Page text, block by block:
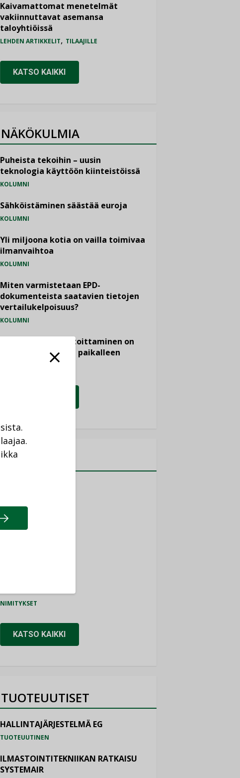
Kaivamattomat menetelmät
vakiinnuttavat asemansa
taloyhtiöissä
LEHDEN ARTIKKELIT, TILAAJILLE
KATSO KAIKKI
NÄKÖKULMIA
Puheista tekoihin – uusin
teknologia käyttöön kiinteistöissä
KOLUMNI
Sähköistäminen säästää euroja
KOLUMNI
Yli miljoona kotia on vailla toimivaa
ilmanvaihtoa
KOLUMNI
Miten varmistetaan EPD-
dokumenteista saatavien tietojen
vertailukelpoisuus?
KOLUMNI
Vesi- ja viemärimitoittaminen on
jämähtänyt ajassa paikalleen
NIMITYKSET
Refair
NIMITYKSET
KATSO KAIKKI
TUOTEUUTISET
HALLINTAJÄRJESTELMÄ EG
TUOTEUUTINEN
ILMASTOINTITEKNIIKAN RATKAISU
SYSTEMAIR